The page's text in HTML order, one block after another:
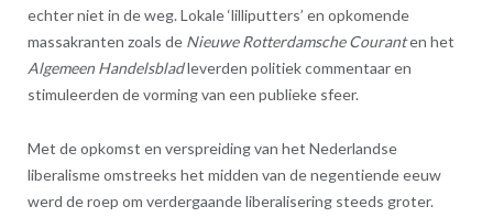
echter niet in de weg. Lokale ‘lilliputters’ en opkomende
massakranten zoals de Nieuwe Rotterdamsche Couranten het
Algemeen Handelsbladleverden politiek commentaar en
stimuleerden de vorming van een publieke sfeer.
Met de opkomst en verspreiding van het Nederlandse
liberalisme omstreeks het midden van de negentiende eeuw
werd de roep om verdergaande liberalisering steeds groter.